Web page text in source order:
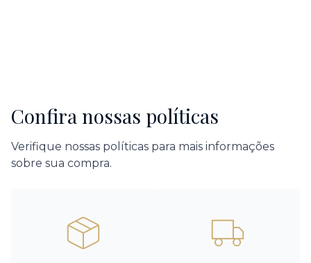
Confira nossas políticas
Verifique nossas políticas para mais informações
sobre sua compra.